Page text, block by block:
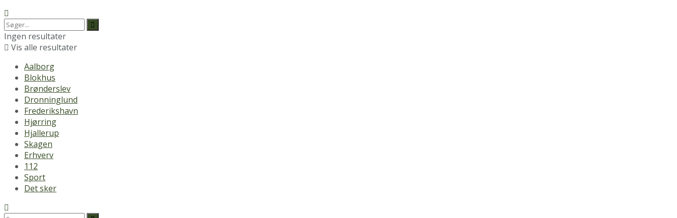
Ingen resultater
Vis alle resultater
Aalborg
Blokhus
Brønderslev
Dronninglund
Frederikshavn
Hjørring
Hjallerup
Skagen
Erhverv
112
Sport
Det sker